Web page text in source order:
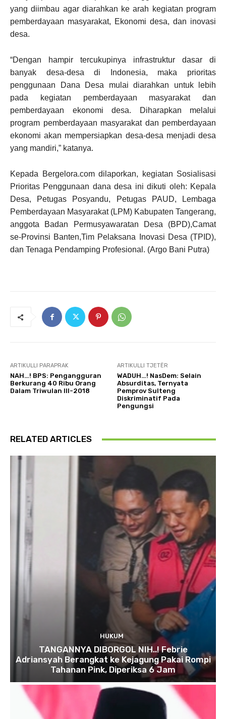
yang diimbau agar diarahkan ke arah kegiatan program
pemberdayaan masyarakat, Ekonomi desa, dan inovasi
desa.
“Dengan hampir tercukupinya infrastruktur dasar di
banyak desa-desa di Indonesia, maka prioritas
penggunaan Dana Desa mulai diarahkan untuk lebih
pada kegiatan pemberdayaan masyarakat dan
pemberdayaan ekonomi desa. Diharapkan melalui
program pemberdayaan masyarakat dan pemberdayaan
ekonomi akan mempersiapkan desa-desa menjadi desa
yang mandiri,” katanya.
Kepada Bergelora.com dilaporkan, kegiatan Sosialisasi
Prioritas Penggunaan dana desa ini dikuti oleh: Kepala
Desa, Petugas Posyandu, Petugas PAUD, Lembaga
Pemberdayaan Masyarakat (LPM) Kabupaten Tangerang,
anggota Badan Permusyawaratan Desa (BPD),Camat
se-Provinsi Banten,Tim Pelaksana Inovasi Desa (TPID),
dan Tenaga Pendamping Profesional. (Argo Bani Putra)
ARTIKULLI PARAPRAK
NAH…! BPS: Pengangguran
Berkurang 40 Ribu Orang
Dalam Triwulan III-2018
ARTIKULLI TJETËR
WADUH…! NasDem: Selain
Absurditas, Ternyata
Pemprov Sulteng
Diskriminatif Pada
Pengungsi
RELATED ARTICLES
HUKUM
TANGANNYA DIBORGOL NIH..! Febrie
Adriansyah Berangkat ke Kejagung Pakai Rompi
Tahanan Pink, Diperiksa 6 Jam